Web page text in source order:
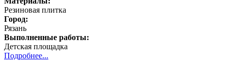
Резиновая плитка
Город:
Рязань
Выполненные работы:
Детская площадка
Подробнее...